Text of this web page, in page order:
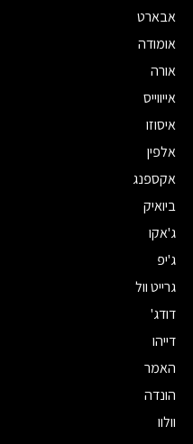
אבארט
אומודה
אורה
אייווייס
איסוזו
אלפין
אקספנג
ביואיק
ג'אקו
ג'יפ
גרייט וול
דודג'
דייהו
האמר
הונדה
וולוו